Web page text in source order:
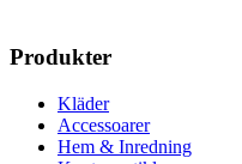
Produkter
Kläder
Accessoarer
Hem & Inredning